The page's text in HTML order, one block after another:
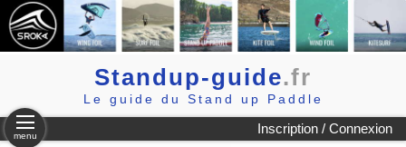
Standup-guide.fr
Le guide du Stand up Paddle
Inscription / Connexion
menu